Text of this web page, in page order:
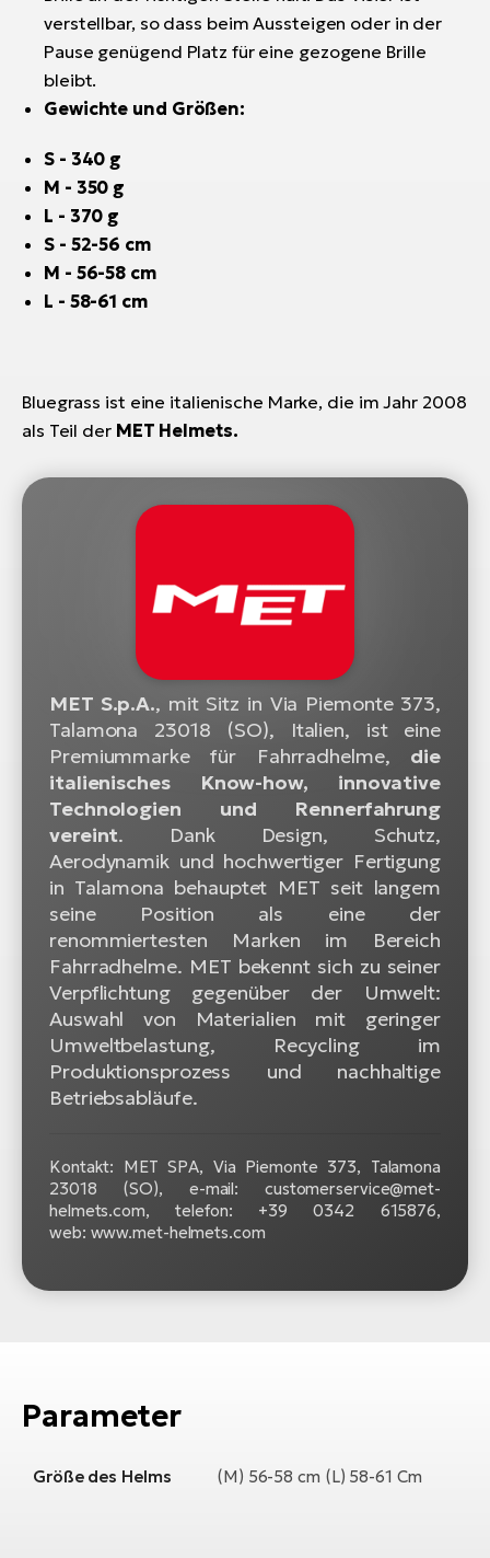
verstellbar, so dass beim Aussteigen oder in der
Pause genügend Platz für eine gezogene Brille
bleibt.
Gewichte und Größen:
S- 340 g
M - 350 g
L - 370 g
S- 52-56 cm
M - 56-58 cm
L - 58-61 cm
Bluegrass ist eine italienische Marke, die im Jahr 2008
als Teil der MET Helmets.
MET S.p.A., mit Sitz in Via Piemonte 373,
Talamona 23018 (SO), Italien, ist eine
Premiummarke für Fahrradhelme, die
italienisches Know-how, innovative
Technologien und Rennerfahrung
vereint. Dank Design, Schutz,
Aerodynamik und hochwertiger Fertigung
in Talamona behauptet MET seit langem
seine Position als eine der
renommiertesten Marken im Bereich
Fahrradhelme. MET bekennt sich zu seiner
Verpflichtung gegenüber der Umwelt:
Auswahl von Materialien mit geringer
Umweltbelastung, Recycling im
Produktionsprozess und nachhaltige
Betriebsabläufe.
Kontakt: MET SPA, Via Piemonte 373, Talamona
23018 (SO), e-mail: customerservice@met-
helmets.com, telefon: +39 0342 615876,
web: www.met-helmets.com
Parameter
Größe des Helms (M) 56-58 cm (L) 58-61 Cm